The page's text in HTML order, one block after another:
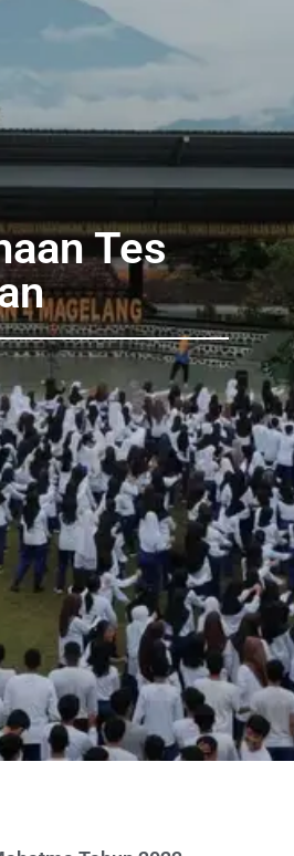
Tes